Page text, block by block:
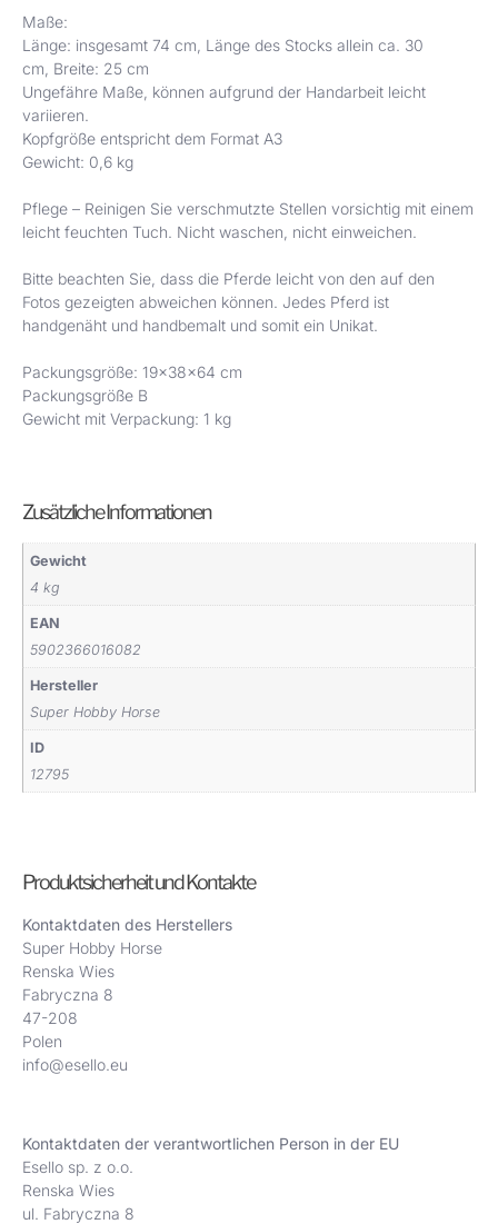
Maße:
Länge: insgesamt 74 cm, Länge des Stocks allein ca. 30
cm, Breite: 25 cm
Ungefähre Maße, können aufgrund der Handarbeit leicht
variieren.
Kopfgröße entspricht dem Format A3
Gewicht: 0,6 kg
Pflege – Reinigen Sie verschmutzte Stellen vorsichtig mit einem
leicht feuchten Tuch. Nicht waschen, nicht einweichen.
Bitte beachten Sie, dass die Pferde leicht von den auf den
Fotos gezeigten abweichen können. Jedes Pferd ist
handgenäht und handbemalt und somit ein Unikat.
Packungsgröße: 19x38x64 cm
Packungsgröße B
Gewicht mit Verpackung: 1 kg
Zusätzliche Informationen
Gewicht
4 kg
EAN
5902366016082
Hersteller
Super Hobby Horse
ID
12795
Produktsicherheit und Kontakte
Kontaktdaten des Herstellers
Super Hobby Horse
Renska Wies
Fabryczna 8
47-208
Polen
info@esello.eu
Kontaktdaten der verantwortlichen Person in der EU
Esello sp. z o.o.
Renska Wies
ul. Fabryczna 8